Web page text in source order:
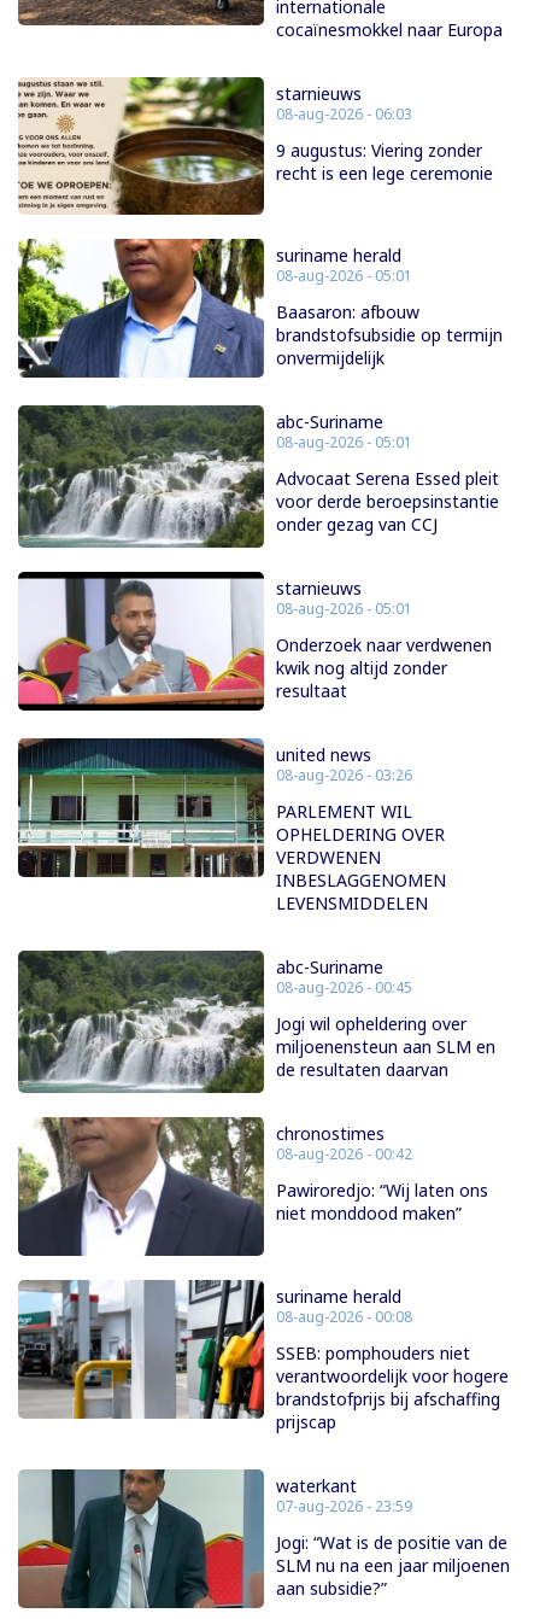
internationale
cocaïnesmokkel naar Europa
starnieuws
08-aug-2026 - 06:03
9 augustus: Viering zonder
recht is een lege ceremonie
suriname herald
08-aug-2026 - 05:01
Baasaron: afbouw
brandstofsubsidie op termijn
onvermijdelijk
abc-Suriname
08-aug-2026 - 05:01
Advocaat Serena Essed pleit
voor derde beroepsinstantie
onder gezag van CCJ
starnieuws
08-aug-2026 - 05:01
Onderzoek naar verdwenen
kwik nog altijd zonder
resultaat
united news
08-aug-2026 - 03:26
PARLEMENT WIL
OPHELDERING OVER
VERDWENEN
INBESLAGGENOMEN
LEVENSMIDDELEN
abc-Suriname
08-aug-2026 - 00:45
Jogi wil opheldering over
miljoenensteun aan SLM en
de resultaten daarvan
chronostimes
08-aug-2026 - 00:42
Pawiroredjo: “Wij laten ons
niet monddood maken”
suriname herald
08-aug-2026 - 00:08
SSEB: pomphouders niet
verantwoordelijk voor hogere
brandstofprijs bij afschaffing
prijscap
waterkant
07-aug-2026 - 23:59
Jogi: “Wat is de positie van de
SLM nu na een jaar miljoenen
aan subsidie?”